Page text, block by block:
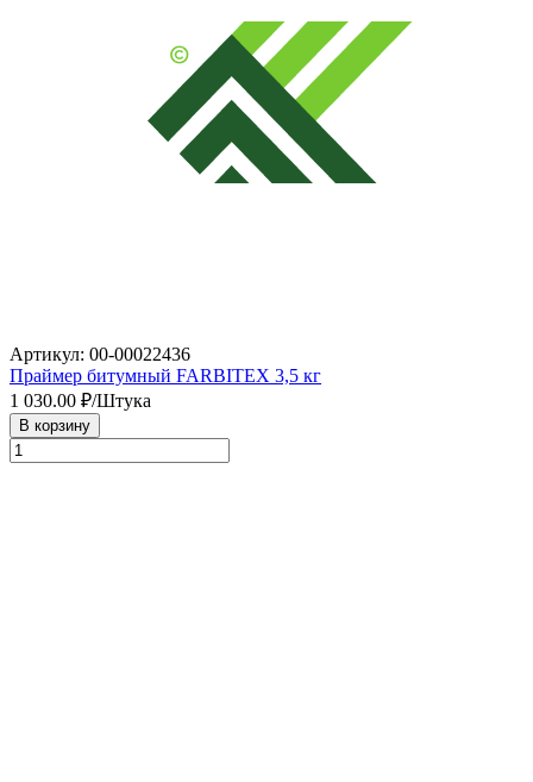
Артикул: 00-00022436
Праймер битумный FARBITEX 3,5 кг
1 030.00 ₽/Штука
В корзину